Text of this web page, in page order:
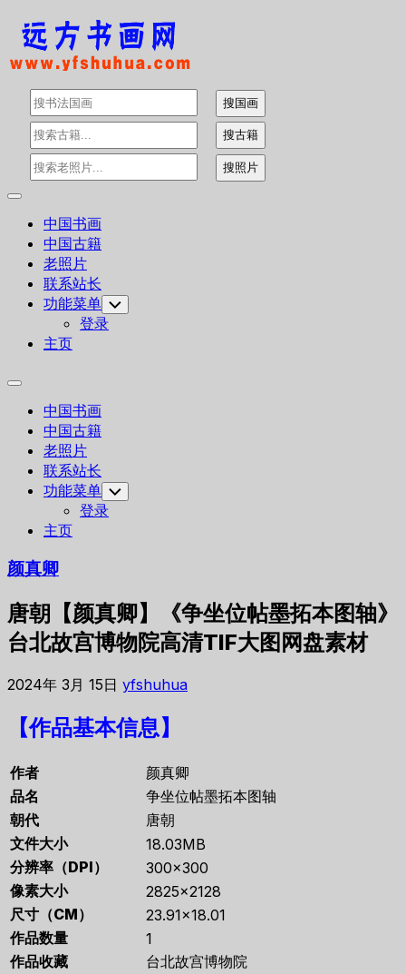
Skip
content
Expand
中国书画
中国古籍
老照片
联系站长
功能菜单 Toggle
Child
Menu
登录
主页
Expand
中国书画
中国古籍
老照片
联系站长
功能菜单 Toggle
Child
Menu
登录
主页
颜真卿
唐朝【颜真卿】《争坐位帖墨拓本图轴》
台北故宫博物院高清TIF大图网盘素材
2024年 3月 15日 yfshuhua
【作品基本信息】
作者
颜真卿
品名
争坐位帖墨拓本图轴
朝代
唐朝
文件大小
18.03MB
分辨率（DPI）
300×300
像素大小
2825×2128
尺寸（CM）
23.91×18.01
作品数量
1
作品收藏
台北故宫博物院